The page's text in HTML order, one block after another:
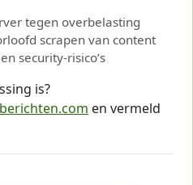
tegen overbelasting
scrapen van content
security-risico’s
is?
en vermeld